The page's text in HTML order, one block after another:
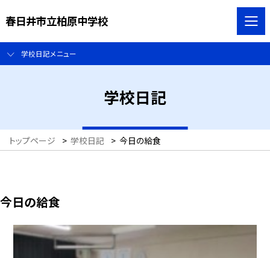
春日井市立柏原中学校
学校日記メニュー
学校日記
トップページ > 学校日記 > 今日の給食
今日の給食